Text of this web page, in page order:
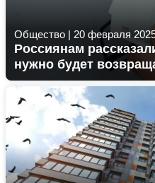
Общество | 20 февраля 2025
Россиянам
нужно будет